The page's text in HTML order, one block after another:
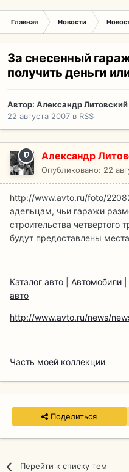
Главная Новости
За снесенный
получить деньги
Автор: Александр Литовский
22 августа 2007 в RSS
Александр
Опубликовано: 22
http://www.avto.ru/foto/
адельцам, чьи гаражи
строительства четвертого
будут предоставлены
Каталог авто Автомобили
авто
http://www.avto.ru/news/
Часть моей коллекции
Поделиться
Перейти к списку тем